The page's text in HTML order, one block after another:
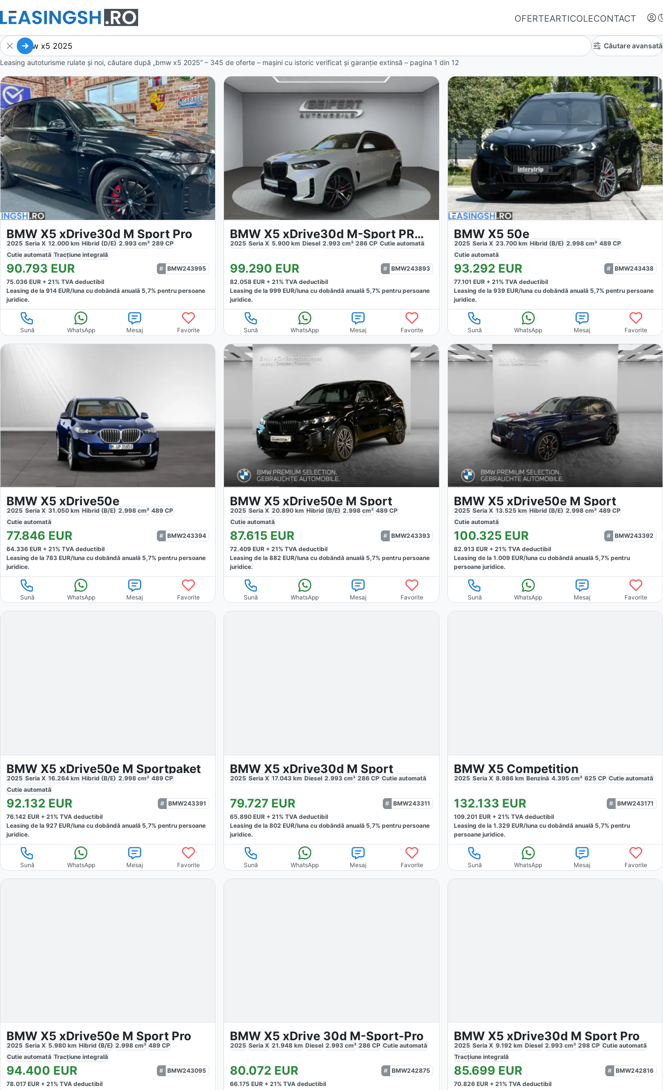
OFERTEARTICOLECONTACT
Autentifică-te
Nu ai oferte favorite
Căutare avansată
Leasing autoturisme rulate și noi, căutare după „bmw x5 2025” – 345 de oferte – mașini cu istoric verificat și garanție extinsă – pagina 1 din 12
BMW X5 xDrive30d M Sport Pro
2025 Seria X 12.000 km Hibrid (D/E) 2.993 cm³ 289 CP
Cutie automată Tracțiune integrală
90.793 EUR
BMW243995
75.036 EUR + 21% TVA deductibil
Leasing de la 914 EUR/luna cu dobăndă anuală 5,7% pentru persoane
juridice.
Sună WhatsApp Mesaj Favorite
BMW X5 xDrive30d M-Sport PRO 7-Sitzer
2025 Seria X 5.900 km Diesel 2.993 cm³ 286 CP Cutieautomată
99.290 EUR
BMW243893
82.058 EUR +21% TVA deductibil
Leasing de la999 EUR/luna cu dobăndă anuală 5,7% pentru persoane
juridice.
Sună WhatsApp Mesaj Favorite
BMW X5 50e
2025 Seria X 23.700km Hibrid (B/E) 2.998cm³ 489CP
Cutie automată
93.292 EUR
BMW243438
77.101 EUR + 21% TVA deductibil
Leasing de la 939EUR/lunacu dobăndă anuală 5,7% pentru persoane
juridice.
Sună WhatsApp Mesaj Favorite
BMW X5 xDrive50e
2025 Seria X 31.050 km Hibrid (B/E) 2.998 cm³ 489 CP
Cutie automată
77.846 EUR
BMW243394
64.336 EUR + 21% TVA deductibil
Leasing de la 783 EUR/luna cu dobăndă anuală 5,7% pentru persoane
juridice.
Sună WhatsApp Mesaj Favorite
BMW X5 xDrive50e M Sport
2025 Seria X 20.890 km Hibrid (B/E) 2.998 cm³ 489 CP
Cutieautomată
87.615 EUR
BMW243393
72.409 EUR +21% TVA deductibil
Leasing de la882 EUR/luna cu dobăndă anuală 5,7% pentru persoane
juridice.
Sună WhatsApp Mesaj Favorite
BMW X5 xDrive50e M Sport
2025 Seria X 13.525 km Hibrid (B/E) 2.998cm³ 489CP
Cutie automată
100.325EUR
BMW243392
82.913EUR + 21% TVA deductibil
Leasing de la 1.009EUR/lunacu dobăndă anuală 5,7% pentru
persoane juridice.
Sună WhatsApp Mesaj Favorite
BMW X5 xDrive50e M Sportpaket
2025 Seria X 16.264 km Hibrid (B/E) 2.998 cm³ 489 CP
Cutie automată
92.132 EUR
BMW243391
76.142 EUR + 21% TVA deductibil
Leasing de la 927 EUR/luna cu dobăndă anuală 5,7% pentru persoane
juridice.
Sună WhatsApp Mesaj Favorite
BMW X5 xDrive30d M Sport
2025 Seria X 17.043 km Diesel 2.993 cm³ 286 CP Cutieautomată
79.727 EUR
BMW243311
65.890 EUR +21% TVA deductibil
Leasing de la802 EUR/luna cu dobăndă anuală 5,7% pentru persoane
juridice.
Sună WhatsApp Mesaj Favorite
BMW X5 Competition
2025 Seria X 8.986km Benzină 4.395 cm³ 625 CP Cutie automată
132.133 EUR
BMW243171
109.201 EUR + 21% TVA deductibil
Leasing de la 1.329EUR/lunacu dobăndă anuală 5,7% pentru
persoane juridice.
Sună WhatsApp Mesaj Favorite
BMW X5 xDrive50e M Sport Pro
2025 Seria X 5.980 km Hibrid (B/E) 2.998 cm³ 489 CP
Cutie automată Tracțiune integrală
94.400 EUR
BMW243095
78.017 EUR + 21% TVA deductibil
BMW X5 xDrive 30d M-Sport-Pro
2025 Seria X 21.948 km Diesel 2.993 cm³ 286 CP Cutieautomată
80.072 EUR
BMW242875
66.175 EUR +21% TVA deductibil
BMW X5 xDrive30d M Sport Pro
2025 Seria X 9.192 km Diesel 2.993cm³ 298CP Cutie automată
Tracțiune integrală
85.699 EUR
BMW242816
70.826EUR + 21% TVA deductibil